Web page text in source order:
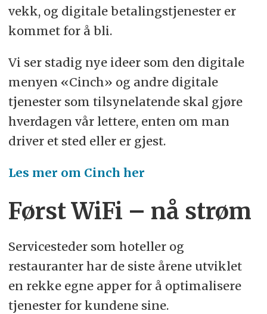
vekk, og digitale betalingstjenester er
kommet for å bli.
Vi ser stadig nye ideer som den digitale
menyen «Cinch» og andre digitale
tjenester som tilsynelatende skal gjøre
hverdagen vår lettere, enten om man
driver et sted eller er gjest.
Les mer om Cinch her
Først WiFi – nå strøm
Servicesteder som hoteller og
restauranter har de siste årene utviklet
en rekke egne apper for å optimalisere
tjenester for kundene sine.